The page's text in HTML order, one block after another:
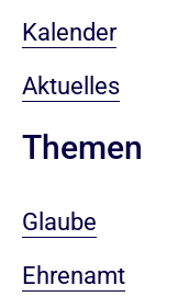
Kalender
Aktuelles
Themen
Glaube
Ehrenamt